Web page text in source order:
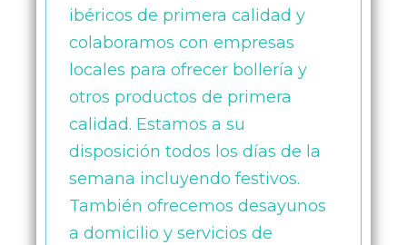
ibéricos de primera calidad y
colaboramos con empresas
locales para ofrecer bollería y
otros productos de primera
calidad. Estamos a su
disposición todos los días de la
semana incluyendo festivos.
También ofrecemos desayunos
a domicilio y servicios de